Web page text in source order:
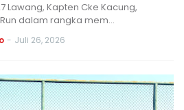
Lawang, Kapten Cke Kacung,
dalam rangka mem…
- Juli 26, 2026